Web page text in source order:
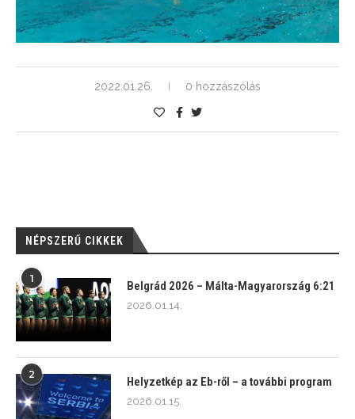
2022.01.26. 0 hozzászólás
NÉPSZERŰ CIKKEK
1
Belgrád 2026 – Málta-Magyarország 6:21
2026.01.14.
2
Helyzetkép az Eb-ről – a további program
2026.01.15.